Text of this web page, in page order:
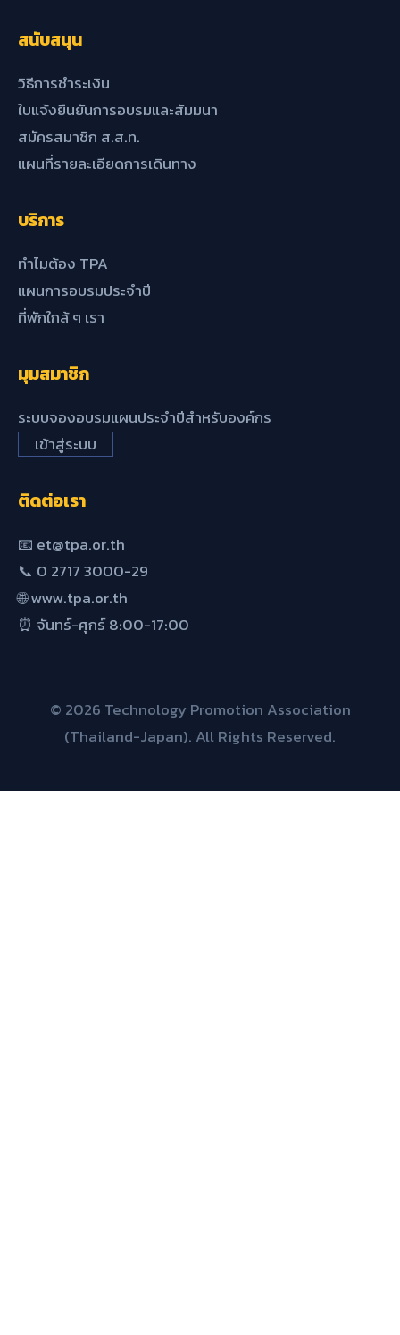
สนับสนุน
วิธีการชำระเงิน
ใบแจ้งยืนยันการอบรมและสัมมนา
สมัครสมาชิก ส.ส.ท.
แผนที่รายละเอียดการเดินทาง
บริการ
ทำไมต้อง TPA
แผนการอบรมประจำปี
ที่พักใกล้ ๆ เรา
มุมสมาชิก
ระบบจองอบรมแผนประจำปีสำหรับองค์กร
เข้าสู่ระบบ
ติดต่อเรา
📧 et@tpa.or.th
📞 0 2717 3000-29
🌐 www.tpa.or.th
⏰ จันทร์-ศุกร์ 8:00-17:00
© 2026 Technology Promotion Association
(Thailand-Japan). All Rights Reserved.